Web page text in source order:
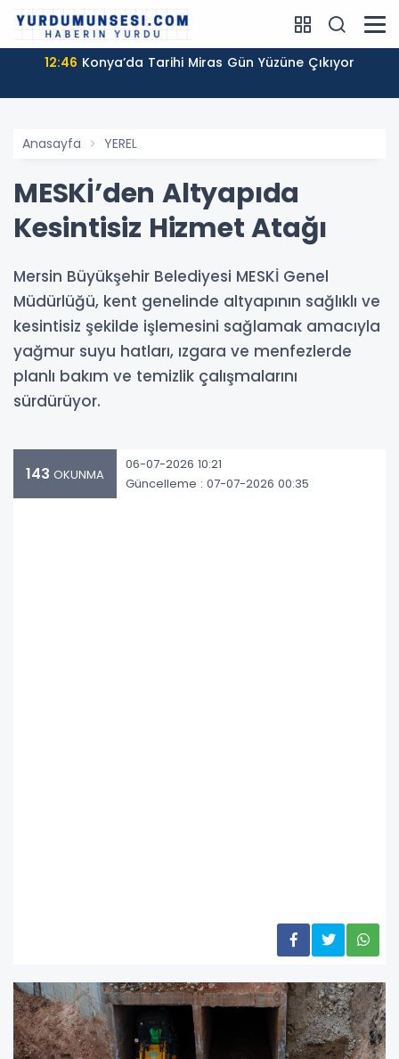
12:46 Konya’da Tarihi Miras Gün Yüzüne Çıkıyor
Anasayfa YEREL
MESKİ’den Altyapıda
Kesintisiz Hizmet Atağı
Mersin Büyükşehir Belediyesi MESKİ Genel
Müdürlüğü, kent genelinde altyapının sağlıklı ve
kesintisiz şekilde işlemesini sağlamak amacıyla
yağmur suyu hatları, ızgara ve menfezlerde
planlı bakım ve temizlik çalışmalarını
sürdürüyor.
143 OKUNMA
06-07-2026 10:21
Güncelleme : 07-07-2026 00:35